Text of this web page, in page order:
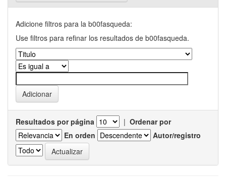
Adicione filtros para la b00fasqueda:
Use filtros para refinar los resultados de b00fasqueda.
Resultados por página | Ordenar por
En orden
Autor/registro